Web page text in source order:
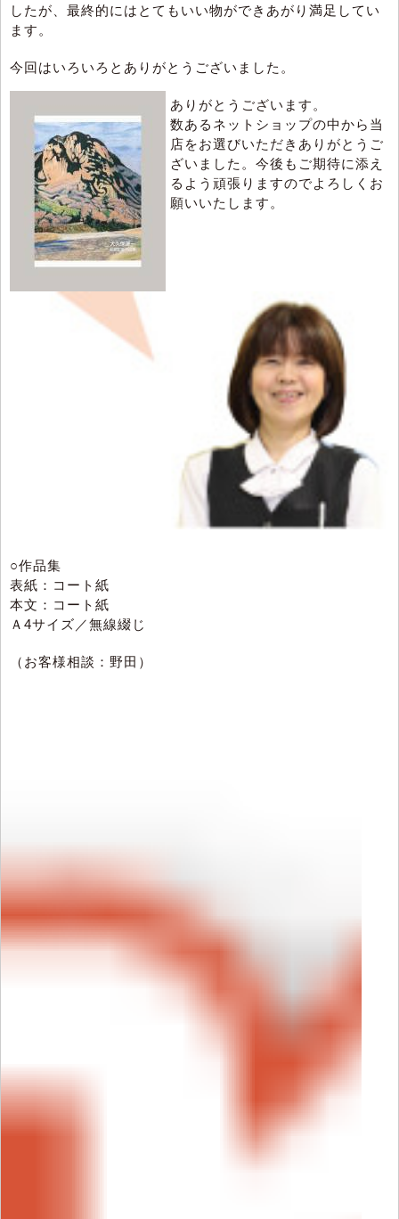
したが、最終的にはとてもいい物ができあがり満足してい
ます。
今回はいろいろとありがとうございました。
ありがとうございます。
数あるネットショップの中から当
店をお選びいただきありがとうご
ざいました。今後もご期待に添え
るよう頑張りますのでよろしくお
願いいたします。
○作品集
表紙：コート紙
本文：コート紙
Ａ4サイズ／無線綴じ
（お客様相談：野田）